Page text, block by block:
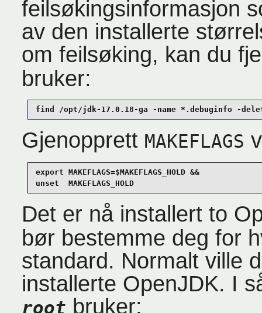
feilsøkingsinformasjon
av den installerte
om feilsøking, kan du
bruker:
find /opt/jdk-17.0.18-ga -name *.debuginfo -
Gjenopprett MAKEFLAGS
export MAKEFLAGS=$MAKEFLAGS_HOLD &&
unset  MAKEFLAGS_HOLD
Det er nå installert to
bør bestemme deg for
standard. Normalt ville
installerte OpenJDK. I
root bruker: